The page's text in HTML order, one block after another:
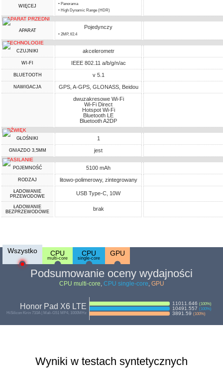
WIĘCEJ
• Panorama
• High Dynamic Range (HDR)
APARAT PRZEDNI
APARAT
Pojedynczy
• 2MP, f/2.4
TECHNOLOGIE
CZUJNIKI akcelerometr
WI-FI IEEE 802.11 a/b/g/n/ac
BLUETOOTH v 5.1
NAWIGACJA
GPS, A-GPS, GLONASS, Beidou
dwuzakresowe Wi-Fi
Wi-Fi Direct
Hotspot Wi-Fi
Bluetooth LE
Bluetooth A2DP
DŹWIĘK
GŁOŚNIKI 1
GNIAZDO 3,5MM jest
ZASILANIE
POJEMNOŚĆ 5100 mAh
RODZAJ litowo-polimerowy, zintegrowany
ŁADOWANIE
PRZEWODOWE
USB Type-C, 10W
ŁADOWANIE
BEZPRZEWODOWE
brak
Wszystko CPU
multi-core
CPU
single-core
GPU
Podsumowanie oceny wydajności
CPU multi-core, CPU single-core, GPU
Honor Pad X6 LTE
HiSilicon Kirin 710A | Mali-G51 MP4, 1000MHz
11011.646 (100%)
10491.557 (100%)
3891.59 (100%)
Wyniki w testach syntetycznych